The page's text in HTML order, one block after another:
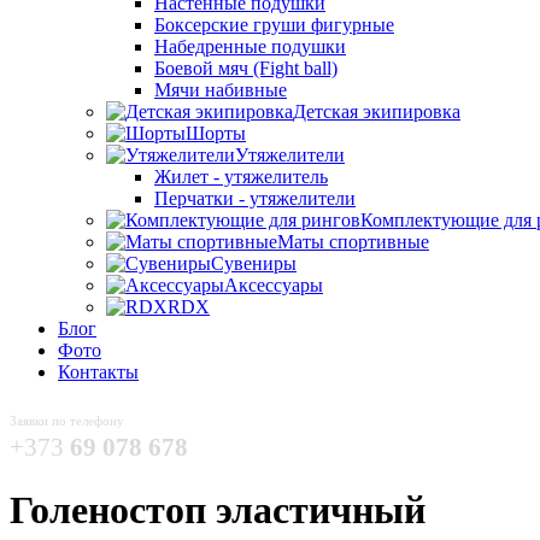
Боксерские груши фигурные
Набедренные подушки
Боевой мяч (Fight ball)
Мячи набивные
Детская экипировка
Шорты
Утяжелители
Жилет - утяжелитель
Перчатки - утяжелители
Комплектующие для
Маты спортивные
Сувениры
Аксессуары
RDX
Блог
Фото
Контакты
Заявки по телефону
+373 69 078 678
Голеностоп эластичный